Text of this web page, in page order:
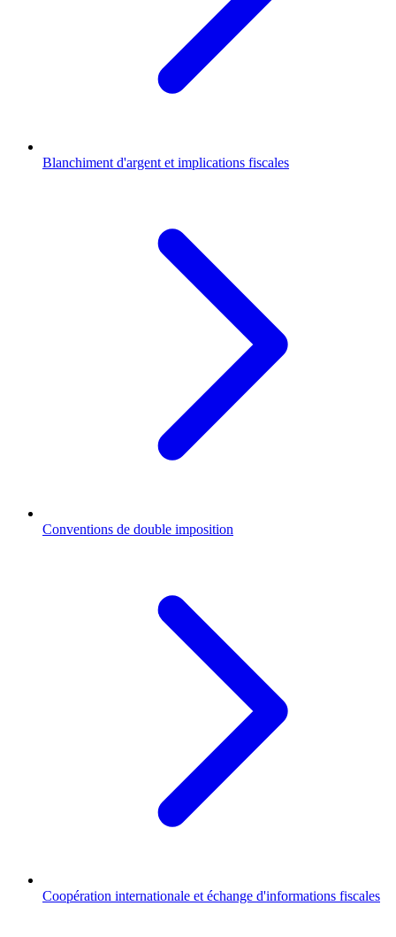
Blanchiment d'argent et implications fiscales
Conventions de double imposition
Coopération internationale et échange d'informations fiscales